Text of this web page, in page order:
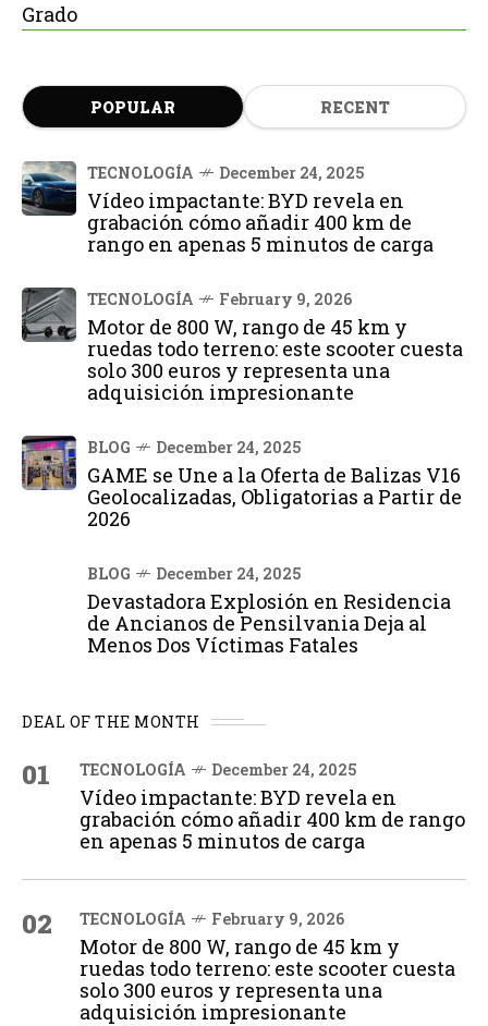
Grado
POPULAR RECENT
TECNOLOGÍA December 24, 2025
Vídeo impactante: BYD revela en
grabación cómo añadir 400 km de
rango en apenas 5 minutos de carga
TECNOLOGÍA February 9, 2026
Motor de 800 W, rango de 45 km y
ruedas todo terreno: este scooter cuesta
solo 300 euros y representa una
adquisición impresionante
BLOG December 24, 2025
GAME se Une a la Oferta de Balizas V16
Geolocalizadas, Obligatorias a Partir de
2026
BLOG December 24, 2025
Devastadora Explosión en Residencia
de Ancianos de Pensilvania Deja al
Menos Dos Víctimas Fatales
DEAL OF THE MONTH
01 TECNOLOGÍA December 24, 2025
Vídeo impactante: BYD revela en
grabación cómo añadir 400 km de rango
en apenas 5 minutos de carga
02 TECNOLOGÍA February 9, 2026
Motor de 800 W, rango de 45 km y
ruedas todo terreno: este scooter cuesta
solo 300 euros y representa una
adquisición impresionante